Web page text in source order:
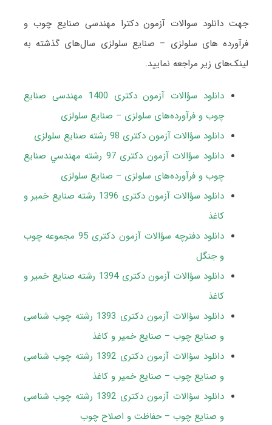
جهت دانلود سوالات آزمون دکترا مهندسی صنایع چوب و
فرآورده ‌های سلولزی – صنایع سلولزی سال‌های گذشته به
لینک‌های زیر مراجعه نمایید.
دانلود سؤالات آزمون دکتری 1400 مهندسی صنایع
چوب و فرآورده‌های سلولزی – صنایع سلولزی
دانلود سؤالات آزمون دکتری 98 رشته صنایع سلولزی
دانلود سؤالات آزمون دکتری 97 رشته مهندﺳﻲ ﺻﻨﺎﻳﻊ
ﭼﻮب و ﻓﺮآورده‌ﻫﺎی ﺳﻠﻮﻟﺰی – صنایع سلولزی
دانلود سؤالات آزمون دکتری 1396 رشته صنایع خمیر و
کاغذ
دانلود دفترچه سؤالات آزمون دکتری 95 مجموعه چوب
و جنگل
دانلود سؤالات آزمون دکتری 1394 رشته صنایع خمیر و
کاغذ
دانلود سؤالات آزمون دکتری 1393 رشته چوب شناسی
و صنایع چوب – صنایع خمیر و کاغذ
دانلود سؤالات آزمون دکتری 1392 رشته چوب شناسی
و صنایع چوب – صنایع خمیر و کاغذ
دانلود سؤالات آزمون دکتری 1392 رشته چوب شناسی
و صنایع چوب – حفاظت و اصلاح چوب